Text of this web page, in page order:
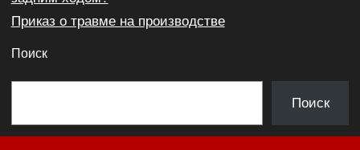
Приказ о травме на производстве
Поиск
и
Поиск